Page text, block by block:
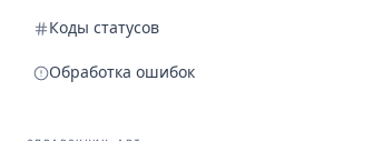
Коды статусов
Обработка ошибок